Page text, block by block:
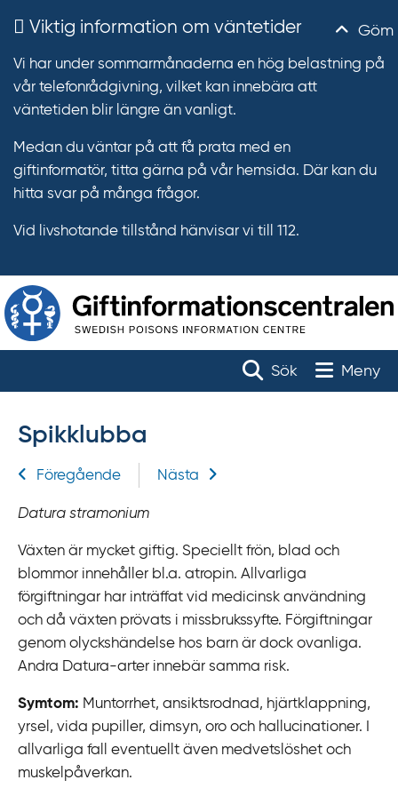
Göm
Viktig information om väntetider
Vi har under sommarmånaderna en hög belastning på
vår telefonrådgivning, vilket kan innebära att
väntetiden blir längre än vanligt.
Medan du väntar på att få prata med en
giftinformatör, titta gärna på vår hemsida. Där kan du
hitta svar på många frågor.
Vid livshotande tillstånd hänvisar vi till 112.
Sök Toggle
Meny
Spikklubba
Relaterad information
Föregående Nästa
Datura stramonium
Växten är mycket giftig. Speciellt frön, blad och
blommor innehåller bl.a. atropin. Allvarliga
förgiftningar har inträffat vid medicinsk användning
och då växten prövats i missbrukssyfte. Förgiftningar
genom olyckshändelse hos barn är dock ovanliga.
Andra Datura-arter innebär samma risk.
Symtom: Muntorrhet, ansiktsrodnad, hjärtklappning,
yrsel, vida pupiller, dimsyn, oro och hallucinationer. I
allvarliga fall eventuellt även medvetslöshet och
muskelpåverkan.